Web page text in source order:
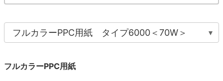
フルカラーPPC用紙 タイプ6000＜70W＞
フルカラーPPC用紙